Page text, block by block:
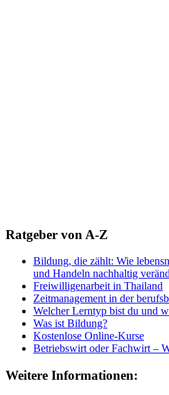
Ratgeber von A-Z
Bildung, die zählt: Wie
und Handeln nachhaltig
Freiwilligenarbeit in Thailand
Zeitmanagement in der
Welcher Lerntyp bist du und
Was ist Bildung?
Kostenlose Online-Kurse
Betriebswirt oder Fachwirt –
Weitere Informationen: